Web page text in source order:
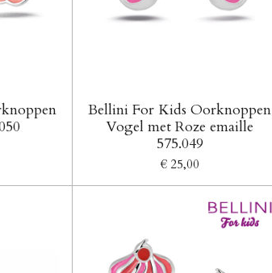
Bellini For Kids Oorknoppen
Vogel met Roze emaille
575.049
€ 25,00